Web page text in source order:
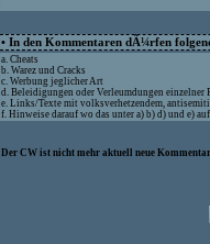
• In den Kommentaren dÃ¼rfen
a. Cheats
b. Warez und Cracks
c. Werbung jeglicher Art
d. Beleidigungen oder Verleumdungen einzelner
e. Links/Texte mit volksverhetzendem,
f. Hinweise darauf wo das unter a) b) d) und e)
Der CW ist nicht mehr aktuell neue